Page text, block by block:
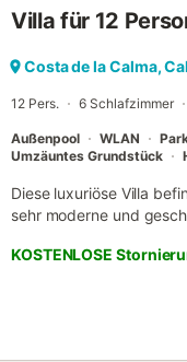
separatem WC), 3
zur Hauptterrasse mit
mit Dusche, Zugang zu
eine Außendusche. Villa
Villa für 12
Costa de la Calma,
12 Pers. 6 Schlafzimmer
Außenpool WLAN
Umzäuntes Grundstück
Diese luxuriöse Villa
sehr moderne und
in einer Top Gegend.
Grundstück auf der
KOSTENLOSE